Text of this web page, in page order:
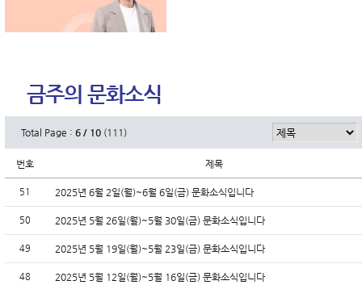
금주의 문화소식
Total Page :6 / 10 (111)
번호 제목
51 2025년 6월 2일(월)~6월 6일(금) 문화소식입니다
50 2025년 5월 26일(월)~5월 30일(금) 문화소식입니다
49 2025년 5월 19일(월)~5월 23일(금) 문화소식입니다
48 2025년 5월 12일(월)~5월 16일(금) 문화소식입니다